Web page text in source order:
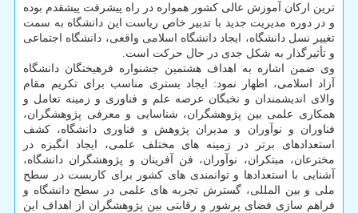
ترین ارکان آموزش عالی کشور همواره در راه پیشرفت پیشقدم بوده
و در دوره مدیریت جدید با تدبیر خاص ریاست این دانشگاه به سمت
تغییر نسل دانشگاه، ایجاد دانشگاه اسلامی واقعی، دانشگاه اجتماعی
و تأثیرگذار به شکل جدی در حال حرکت است.
وی ضمن اشاره به اهداف هشتمین جشنواره فرهیختگان دانشگاه
آزاد اسلامی، اظهار نمود: ایجاد بستری مناسب برای تکریم مقام
والای اندیشمندان و نخبگان عرصه علم و فناوری و زمینه تعامل و
همکاری علمی بین پژوهشگران، شناسایی و معرفی پژوهشگران،
فناوران و نوآوران و مدیران پژوهش و فناوری دانشگاه، کشف
استعدادهای برتر در زمینه های مختلف علمی، ایجاد انگیزه در
مخترعان، مبتکران، نوآوران، فن آفرینان و پژوهشگران دانشگاه،
آشنایی با استعدادها و توانمندی های کشور برای کاربست در سطح
ملی و بین المللی، گسترش تجربه های علمی در سطح دانشگاه و
فراهم سازی فضای پرشور و رقابتی بین پژوهشگران از اهداف این